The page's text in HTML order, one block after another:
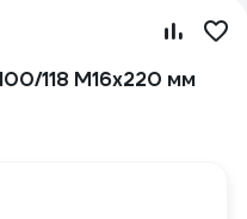
118 M16x220 мм